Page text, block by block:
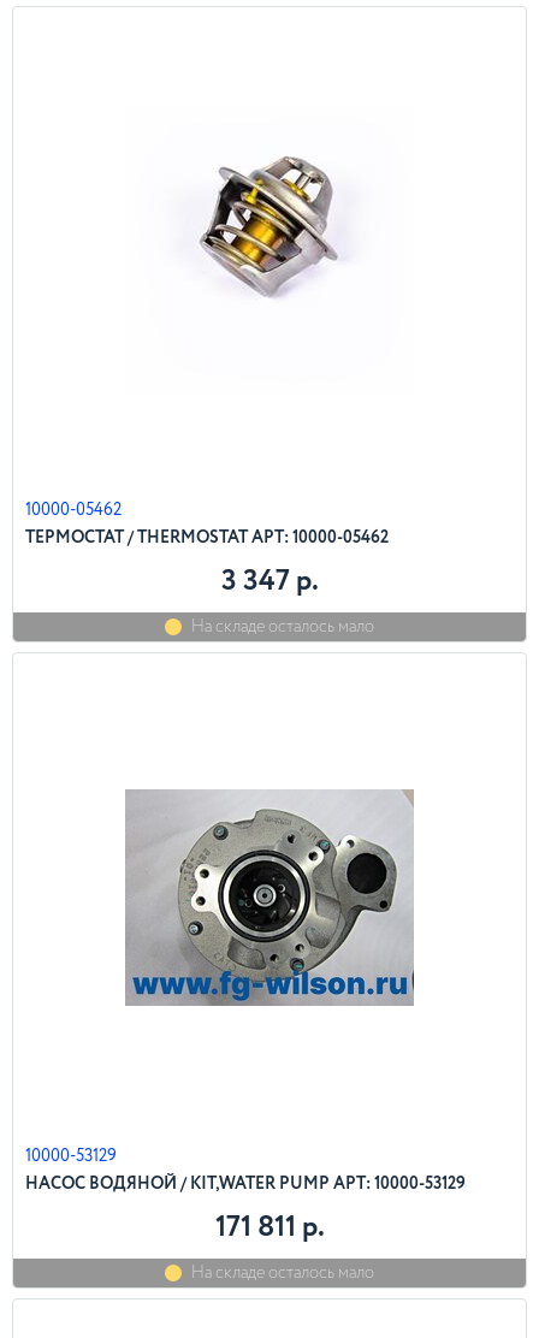
10000-05462
ТЕРМОСТАТ / THERMOSTAT АРТ: 10000-05462
3 347 р.
На складе осталось мало
10000-53129
НАСОС ВОДЯНОЙ / KIT,WATER PUMP АРТ: 10000-53129
171 811 р.
На складе осталось мало